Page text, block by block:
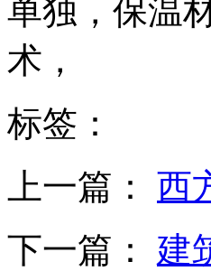
单独，保温
术，
标签：
上一篇： 西
下一篇： 建